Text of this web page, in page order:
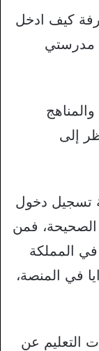
كيف ادخل
مدرستي
إلى
تسجيل دخول
فمن
في المملكة
في المنصة،
التعليم عن